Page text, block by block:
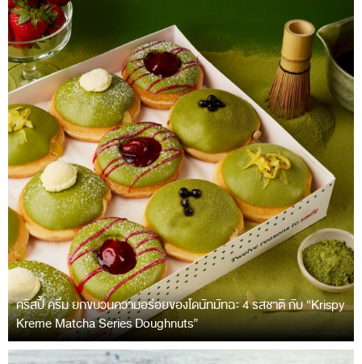
คริสปี้ ครีม ยกขบวนความอร่อยของโดนัทมัทฉะ 4 รสชาติ กับ “Krispy
Kreme Matcha Series Doughnuts”